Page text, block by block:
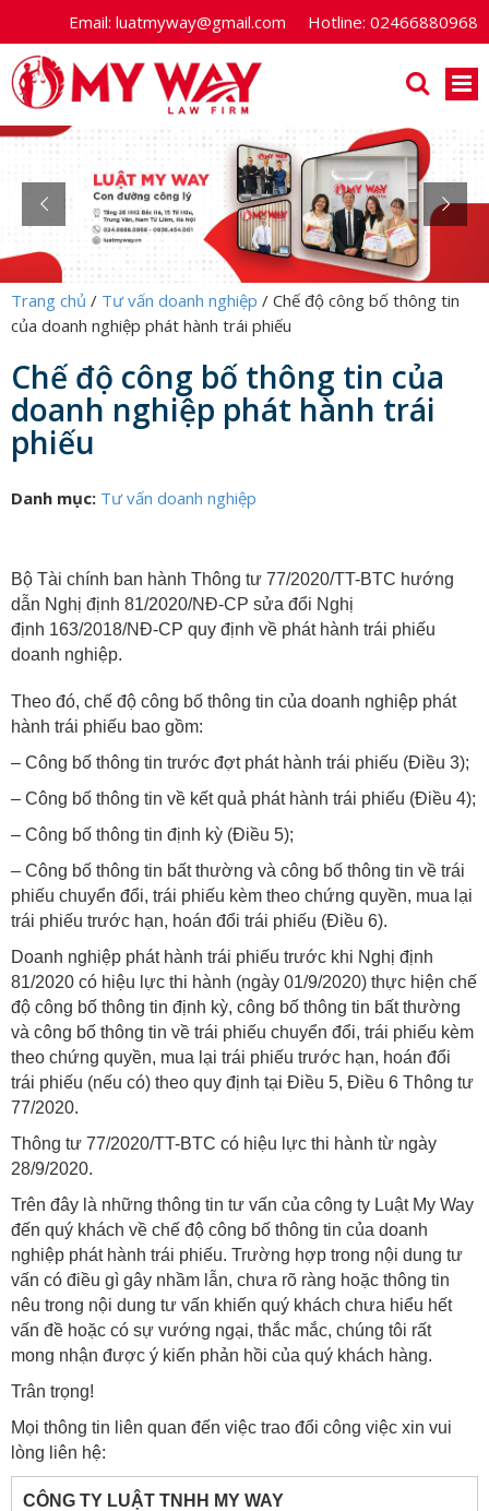
Email: luatmyway@gmail.com Hotline: 02466880968
Trang chủ / Tư vấn doanh nghiệp / Chế độ công bố thông tin
của doanh nghiệp phát hành trái phiếu
Chế độ công bố thông tin của
doanh nghiệp phát hành trái
phiếu
Danh mục: Tư vấn doanh nghiệp
Bộ Tài chính ban hành Thông tư 77/2020/TT-BTC hướng
dẫn Nghị định 81/2020/NĐ-CP sửa đổi Nghị
định 163/2018/NĐ-CP quy định về phát hành trái phiếu
doanh nghiệp.
Theo đó, chế độ công bố thông tin của doanh nghiệp phát
hành trái phiếu bao gồm:
– Công bố thông tin trước đợt phát hành trái phiếu (Điều 3);
– Công bố thông tin về kết quả phát hành trái phiếu (Điều 4);
– Công bố thông tin định kỳ (Điều 5);
– Công bố thông tin bất thường và công bố thông tin về trái
phiếu chuyển đổi, trái phiếu kèm theo chứng quyền, mua lại
trái phiếu trước hạn, hoán đổi trái phiếu (Điều 6).
Doanh nghiệp phát hành trái phiếu trước khi Nghị định
81/2020 có hiệu lực thi hành (ngày 01/9/2020) thực hiện chế
độ công bố thông tin định kỳ, công bố thông tin bất thường
và công bố thông tin về trái phiếu chuyển đổi, trái phiếu kèm
theo chứng quyền, mua lại trái phiếu trước hạn, hoán đổi
trái phiếu (nếu có) theo quy định tại Điều 5, Điều 6 Thông tư
77/2020.
Thông tư 77/2020/TT-BTC có hiệu lực thi hành từ ngày
28/9/2020.
Trên đây là những thông tin tư vấn của công ty Luật My Way
đến quý khách về chế độ công bố thông tin của doanh
nghiệp phát hành trái phiếu. Trường hợp trong nội dung tư
vấn có điều gì gây nhầm lẫn, chưa rõ ràng hoặc thông tin
nêu trong nội dung tư vấn khiến quý khách chưa hiểu hết
vấn đề hoặc có sự vướng ngại, thắc mắc, chúng tôi rất
mong nhận được ý kiến phản hồi của quý khách hàng.
Trân trọng!
Mọi thông tin liên quan đến việc trao đổi công việc xin vui
lòng liên hệ:
CÔNG TY LUẬT TNHH MY WAY